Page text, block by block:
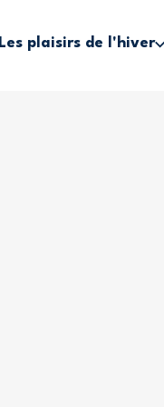
Les plaisirs de l'hiver